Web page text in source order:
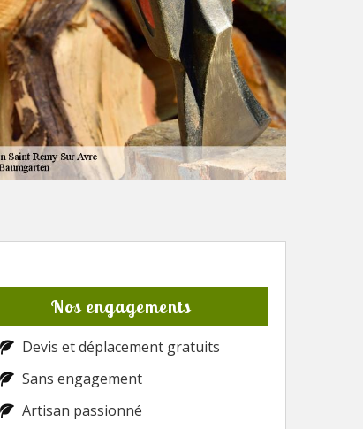
Nos engagements
Devis et déplacement gratuits
Sans engagement
Artisan passionné